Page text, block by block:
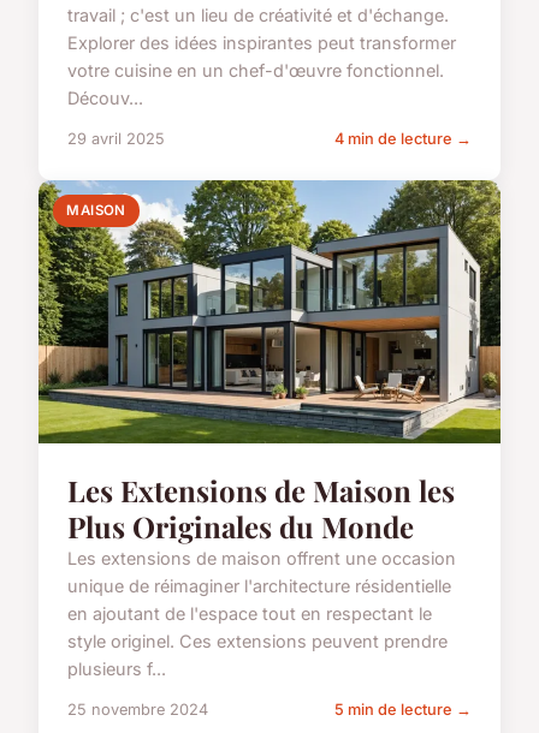
travail ; c'est un lieu de créativité et d'échange.
Explorer des idées inspirantes peut transformer
votre cuisine en un chef-d'œuvre fonctionnel.
Découv...
29 avril 2025 4 min de lecture →
MAISON
Les Extensions de Maison les
Plus Originales du Monde
Les extensions de maison offrent une occasion
unique de réimaginer l'architecture résidentielle
en ajoutant de l'espace tout en respectant le
style originel. Ces extensions peuvent prendre
plusieurs f...
25 novembre 2024 5 min de lecture →